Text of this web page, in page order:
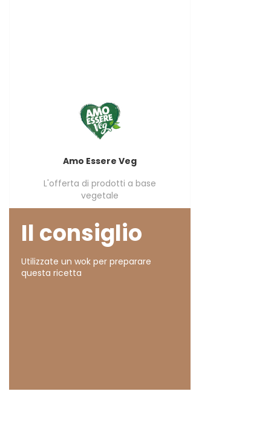
Amo Essere Veg
L'offerta di prodotti a base
vegetale
Il consiglio
Utilizzate un wok per preparare
questa ricetta